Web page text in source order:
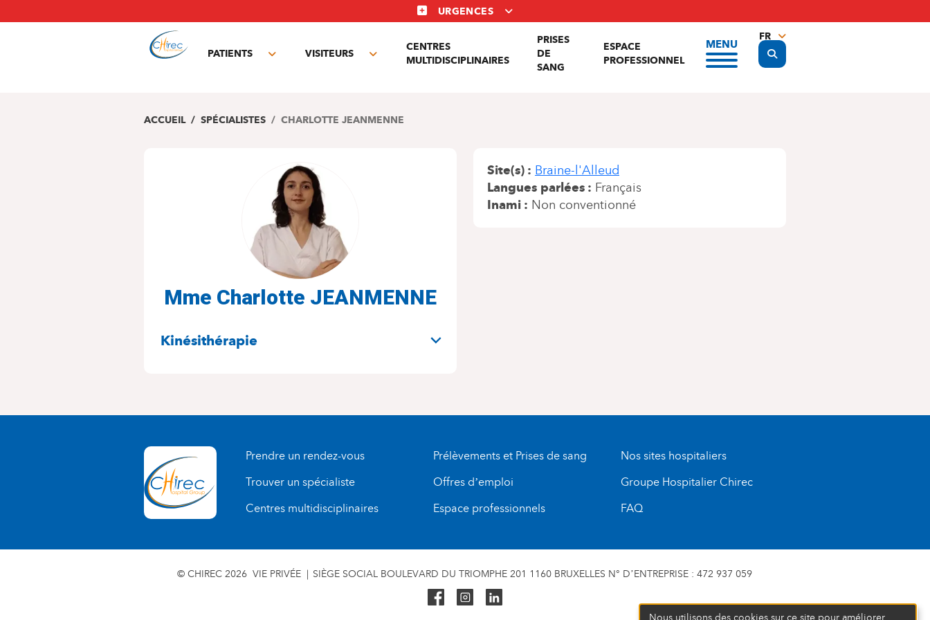
au
URGENCES
PATIENTS
Toggle
VISITEURS
Toggle
CENTRES
MULTIDISCIPLINAIRES
PRISES
DE
SANG
ESPACE
PROFESSIONNEL
MENU
Display the search form
FR
NL
EN
ACCUEIL SPÉCIALISTES CHARLOTTE JEANMENNE
Mme Charlotte JEANMENNE
SPÉCIALITÉS
Kinésithérapie
Site(s)
Braine-l'Alleud
Langues parlées
Français
Inami
Non conventionné
Prendre un rendez-vous
Trouver un spécialiste
Centres multidisciplinaires
Prélèvements et Prises de sang
Offres d’emploi
Espace professionnels
Nos sites hospitaliers
Groupe Hospitalier Chirec
FAQ
© CHIREC 2026 VIE PRIVÉE SIÈGE SOCIAL BOULEVARD DU TRIOMPHE 201 1160 BRUXELLES N° D’ENTREPRISE : 472 937 059
Nous utilisons des cookies sur ce site pour améliorer